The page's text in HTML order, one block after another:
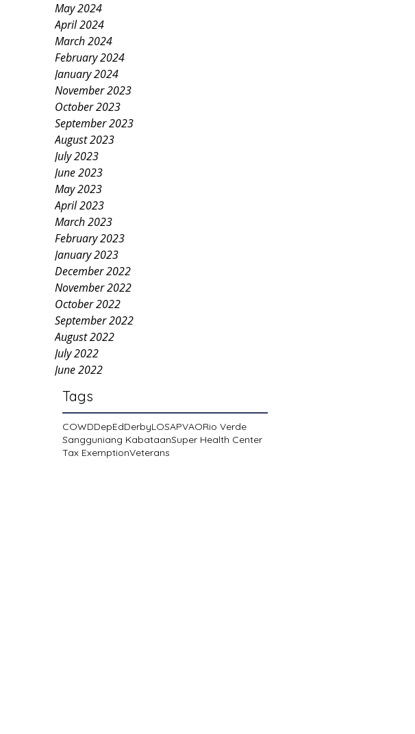
May 2024
April 2024
March 2024
February 2024
January 2024
November 2023
October 2023
September 2023
August 2023
July 2023
June 2023
May 2023
April 2023
March 2023
February 2023
January 2023
December 2022
November 2022
October 2022
September 2022
August 2022
July 2022
June 2022
Tags
COWDDepEdDerbyLOSAPVAORio Verde
Sangguniang KabataanSuper Health Center
Tax ExemptionVeterans